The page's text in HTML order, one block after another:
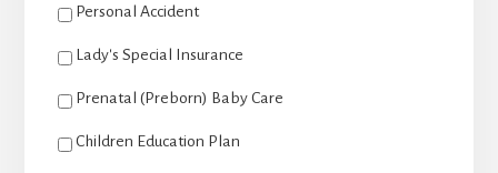
Personal Accident
Lady's Special Insurance
Prenatal (Preborn) Baby Care
Children Education Plan